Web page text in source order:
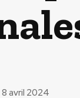
8 avril 2024